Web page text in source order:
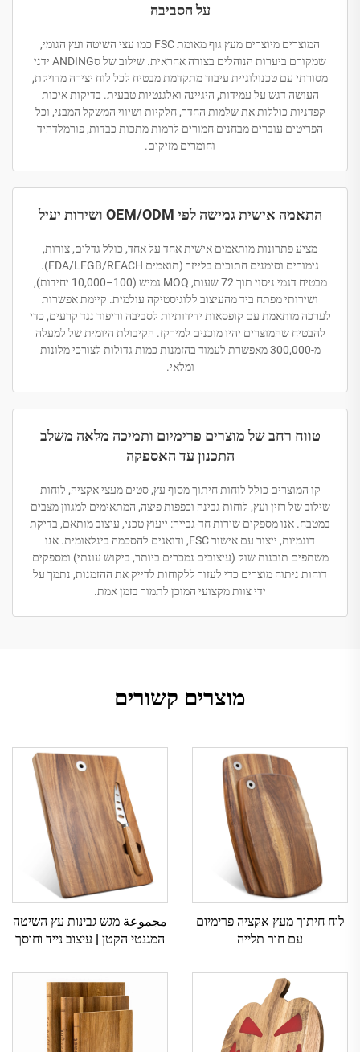
על הסביבה
המוצרים מיוצרים מעץ גוף מאומת FSC כמו עצי השיטה ועץ הגומי,
שמקורם ביערות הנוהלים בצורה אחראית. שילוב של סANDING ידני
מסורתי עם טכנולוגיית עיבוד מתקדמת מבטיח לכל לוח יצירה מדויקת,
העושה דגש על עמידות, היגיינה ואלגנטיות טבעית. בדיקות איכות
קפדניות כוללות את שלמות החדר, חלקיות ושיווי המשקל המבני, וכל
הפריטים עוברים מבחנים חמורים לרמות מתכות כבדות, פורמלדהיד
וחומרים מזיקים.
התאמה אישית גמישה לפי OEM/ODM ושירות יעיל
מציע פתרונות מותאמים אישית אחד על אחד, כולל גדלים, צורות,
גימורים וסימנים חתוכים בלייזר (תואמים FDA/LFGB/REACH).
מבטיח דגמי ניסוי תוך 72 שעות, MOQ גמיש (100–10,000 יחידות),
ושירותי מפתח ביד מהעיצוב ללוגיסטיקה עולמית. קיימת אפשרות
לערכה מותאמת עם קופסאות ידידותיות לסביבה וריפוד נגד קרעים, כדי
להבטיח שהמוצרים יהיו מוכנים למירקז. הקיבולת היומית של למעלה
מ-300,000 מאפשרת לעמוד בהזמנות כמות גדולות לצורכי מלונות
ומלאי.
טווח רחב של מוצרים פרימיום ותמיכה מלאה משלב
התכנון עד האספקה
קו המוצרים כולל לוחות חיתוך מסוף עץ, סטים מעצי אקציה, לוחות
שילוב של רזין ועץ, לוחות גבינה וכפפות פיצה, המתאימים למגוון מצבים
במטבח. אנו מספקים שירות חד-גבייה: ייעוץ טכני, עיצוב מותאם, בדיקת
דוגמיות, ייצור עם אישור FSC, ודואגים להסכמה בינלאומית. אנו
משתפים תובנות שוק (עיצובים נמכרים ביותר, ביקוש עונתי) ומספקים
דוחות ניתוח מוצרים כדי לעזור ללקוחות לדייק את ההזמנות, נתמך על
ידי צוות מקצועי המוכן לתמוך בזמן אמת.
מוצרים קשורים
לוח חיתוך מעץ אקציה פרימיום
עם חור תלייה
مجموعة מגש גבינות עץ השיטה
המגנטי הקטן | עיצוב נייד וחוסך